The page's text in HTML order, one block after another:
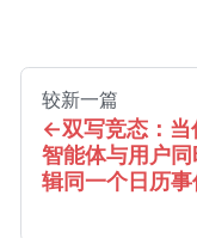
较新一篇
双写竞态：当
智能体与用户
辑同一个日历